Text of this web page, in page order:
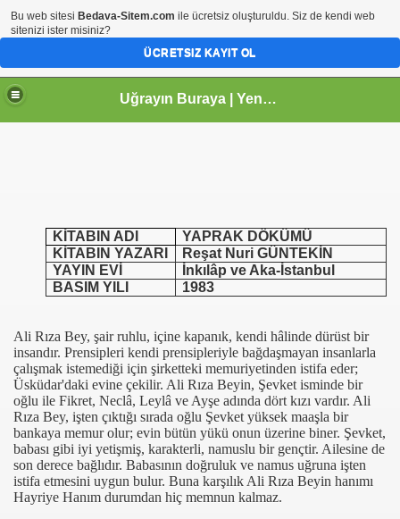
Uğrayın Buraya | Yeni uğrak adresiniz...
KİTABIN ADI
YAPRAK DÖKÜMÜ
KİTABIN YAZARI
Reşat Nuri GÜNTEKİN
YAYIN EVİ
İnkılâp ve Aka-İstanbul
BASIM YILI
1983
Ali Rıza Bey, şair ruhlu, içine kapanık, kendi hâlinde dürüst bir
insandır. Prensipleri kendi prensipleriyle bağdaşmayan insanlarla
çalışmak istemediği için şirketteki memuriyetinden istifa eder;
Üsküdar'daki evine çekilir. Ali Rıza Beyin, Şevket isminde bir
oğlu ile Fikret, Neclâ, Leylâ ve Ayşe adında dört kızı vardır. Ali
Rıza Bey, işten çıktığı sırada oğlu Şevket yüksek maaşla bir
bankaya memur olur; evin bütün yükü onun üzerine biner. Şevket,
babası gibi iyi yetişmiş, karakterli, namuslu bir gençtir. Ailesine de
son derece bağlıdır. Babasının doğruluk ve namus uğruna işten
istifa etmesini uygun bulur. Buna karşılık Ali Rıza Beyin hanımı
Hayriye Hanım durumdan hiç memnun kalmaz.
Bu web sitesi Bedava-Sitem.com ile ücretsiz oluşturuldu. Siz de kendi web
sitenizi ister misiniz?
ÜCRETSIZ KAYIT OL